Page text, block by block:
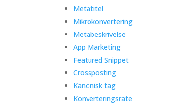
Metatitel
Mikrokonvertering
Metabeskrivelse
App Marketing
Featured Snippet
Crossposting
Kanonisk tag
Konverteringsrate